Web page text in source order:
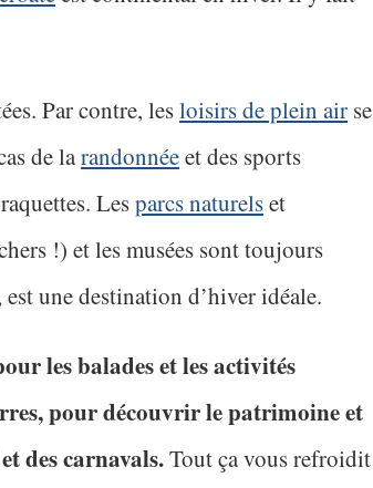
Par contre, lesloisirs de plein air se
de larandonnéeet des sports
Lesparcs naturelset
!) et les musées sont toujours
une destination d’hiver idéale.
les balades et les activités
pour découvrir le patrimoine et
des carnavals.Tout ça vous refroidit